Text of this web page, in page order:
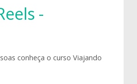
-
conheça o curso Viajando